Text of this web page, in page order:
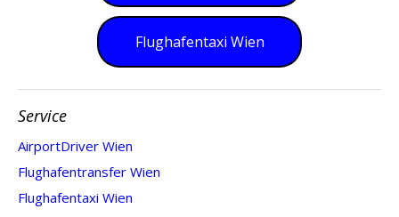
Flughafentaxi Wien
Service
AirportDriver Wien
Flughafentransfer Wien
Flughafentaxi Wien